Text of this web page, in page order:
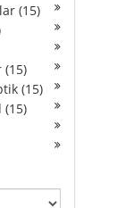
(15)
(15)
(15)
(15)